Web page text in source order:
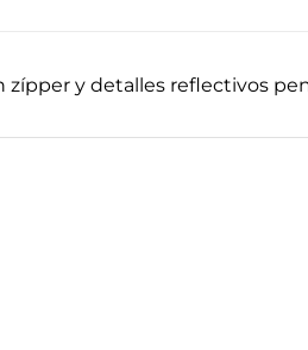
y detalles reflectivos